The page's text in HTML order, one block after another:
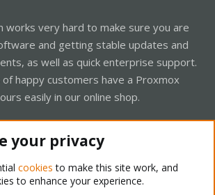
works very hard to make sure you are
and getting stable updates and
as well as quick enterprise support.
happy customers have a Proxmox
easily in our online shop.
your privacy
cookies to make this site work, and
to enhance your experience.